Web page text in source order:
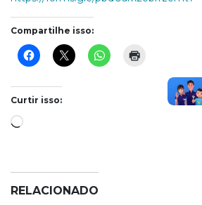
Compartilhe isso:
Curtir isso:
Carregando...
RELACIONADO